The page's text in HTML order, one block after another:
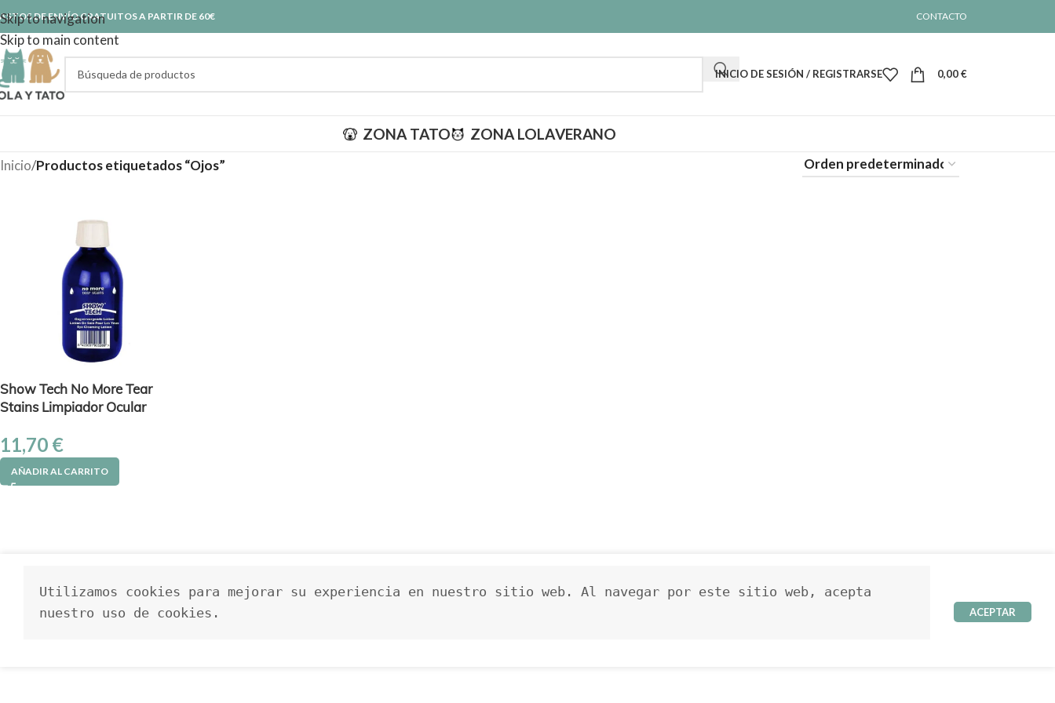
Skip to navigation
Skip to main content
DE ENVÍO GRATUITOS A PARTIR DE 60€ CONTACTO
INICIO DE SESIÓN / REGISTRARSE 0,00€
ZONA TATO ZONA LOLAVERANO
Inicio/Productos etiquetados “Ojos”
Show Tech No More Tear
Stains Limpiador Ocular
11,70 €
AÑADIR AL CARRITO
Utilizamos cookies para mejorar su experiencia en nuestro sitio web. Al navegar por este sitio web, acepta
nuestro uso de cookies.
ACEPTAR